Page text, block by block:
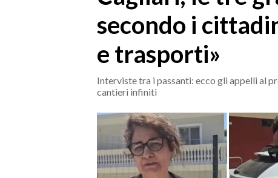
secondo i
e trasporti»
Interviste tra i passanti: ecco gli appelli al
cantieri infiniti